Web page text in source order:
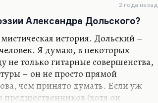
2 года назад
Александра Дольского?
история. Дольский –
Я думаю, в некоторых
только гитарные совершенства,
– он не просто прямой
чем принято думать. Если уж
(хотя он